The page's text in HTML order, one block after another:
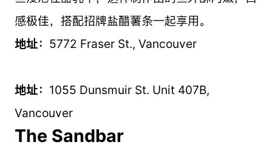
感极佳，搭配招牌盐醋薯条一起享用。
地址： 5772 Fraser St., Vancouver
地址： 1055 Dunsmuir St. Unit 407B,
Vancouver
The Sandbar